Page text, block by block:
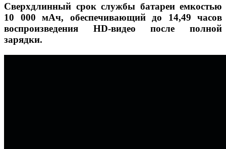
Сверхдлинный срок службы батареи емкостью
10 000 мАч, обеспечивающий до 14,49 часов
воспроизведения HD-видео после полной
зарядки.